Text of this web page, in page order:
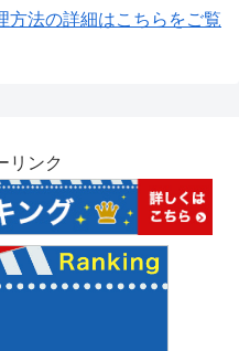
方法の詳細はこちらをご覧
リンク